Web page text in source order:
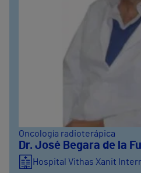
Oncología radioterápica
Dr. José Begara de la
Hospital Vithas Xanit